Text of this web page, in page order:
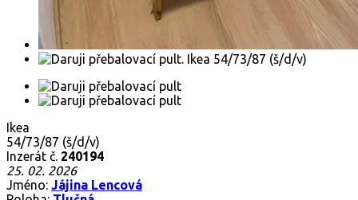
Ikea
54/73/87 (š/d/v)
Inzerát č. 240194
25. 02. 2026
Jméno: Jájina Lencová